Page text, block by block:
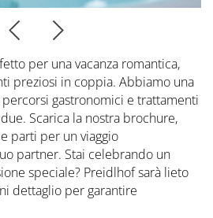
& Resorts
per una vacanza romantica,
preziosi in coppia. Abbiamo una
percorsi gastronomici e trattamenti
Scarica la nostra brochure,
parti per un viaggio
partner. Stai celebrando un
speciale? Preidlhof sarà lieto
dettaglio per garantire